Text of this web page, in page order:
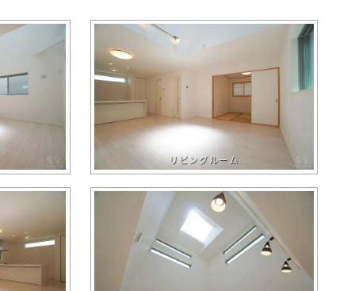
リビングルーム